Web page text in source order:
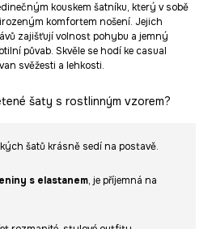
kouskem šatníku, který v sobě
komfortem nošení. Jejich
zajišťují volnost pohybu a jemný
půvab. Skvěle se hodí ke casual
svěžesti a lehkosti.
šaty s rostlinným vzorem?
šatů krásně sedí na postavě.
s elastanem, je příjemná na